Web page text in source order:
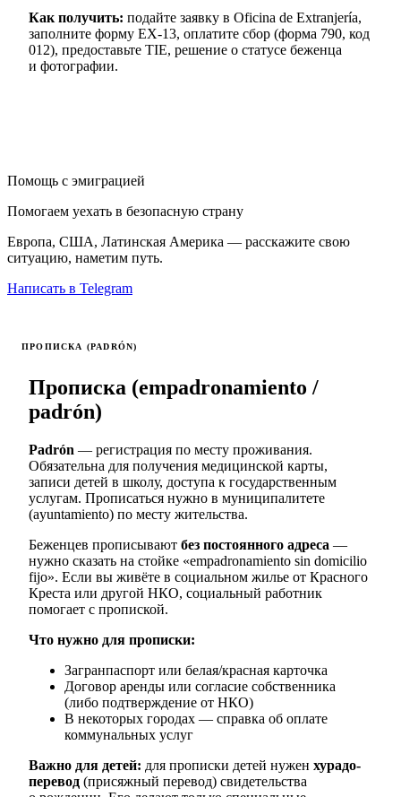
Как получить: подайте заявку в Oficina de Extranjería,
заполните форму EX-13, оплатите сбор (форма 790, код
012), предоставьте TIE, решение о статусе беженца
и фотографии.
Помощь с эмиграцией
Помогаем уехать в безопасную страну
Европа, США, Латинская Америка — расскажите свою
ситуацию, наметим путь.
Написать в Telegram
ПРОПИСКА (PADRÓN)
Прописка (empadronamiento /
padrón)
Padrón — регистрация по месту проживания.
Обязательна для получения медицинской карты,
записи детей в школу, доступа к государственным
услугам. Прописаться нужно в муниципалитете
(ayuntamiento) по месту жительства.
Беженцев прописывают без постоянного адреса —
нужно сказать на стойке «empadronamiento sin domicilio
fijo». Если вы живёте в социальном жилье от Красного
Креста или другой НКО, социальный работник
помогает с пропиской.
Что нужно для прописки:
Загранпаспорт или белая/красная карточка
Договор аренды или согласие собственника
(либо подтверждение от НКО)
В некоторых городах — справка об оплате
коммунальных услуг
Важно для детей: для прописки детей нужен хурадо-
перевод (присяжный перевод) свидетельства